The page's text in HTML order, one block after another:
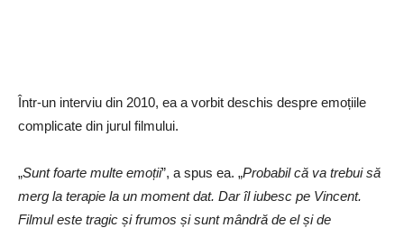
Într-un interviu din 2010, ea a vorbit deschis despre emoțiile
complicate din jurul filmului.
„Sunt foarte multe emoții”, a spus ea. „Probabil că va trebui să
merg la terapie la un moment dat. Dar îl iubesc pe Vincent.
Filmul este tragic și frumos și sunt mândră de el și de